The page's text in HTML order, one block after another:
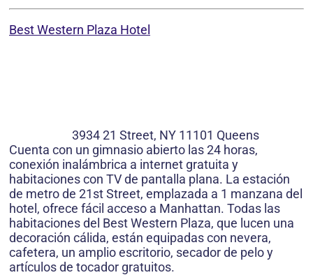
Best Western Plaza Hotel
3934 21 Street, NY 11101 Queens
Cuenta con un gimnasio abierto las 24 horas,
conexión inalámbrica a internet gratuita y
habitaciones con TV de pantalla plana. La estación
de metro de 21st Street, emplazada a 1 manzana del
hotel, ofrece fácil acceso a Manhattan. Todas las
habitaciones del Best Western Plaza, que lucen una
decoración cálida, están equipadas con nevera,
cafetera, un amplio escritorio, secador de pelo y
artículos de tocador gratuitos.